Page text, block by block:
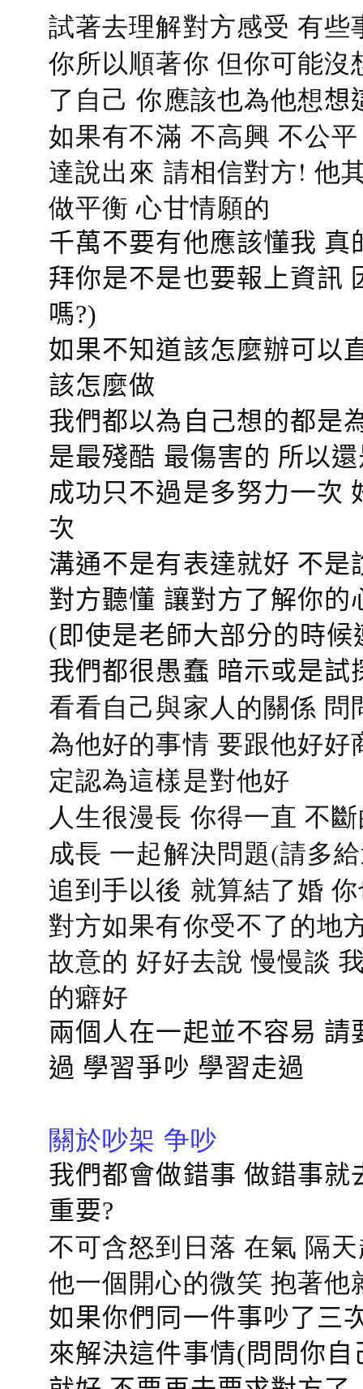
試著去理解對方感受 有
你所以順著你 但你可能
了自己 你應該也為他想想
如果有不滿 不高興 不公
達說出來 請相信對方! 他
做平衡 心甘情願的
千萬不要有他應該懂我
拜你是不是也要報上資訊
嗎?)
如果不知道該怎麼辦可以
該怎麼做
我們都以為自己想的都是
是最殘酷 最傷害的 所以
成功只不過是多努力一次
次
溝通不是有表達就好 不
對方聽懂 讓對方了解你
(即使是老師大部分的時候
我們都很愚蠢 暗示或是
看看自己與家人的關係
為他好的事情 要跟他好
定認為這樣是對他好
人生很漫長 你得一直 不
成長 一起解決問題(請多
追到手以後 就算結了婚
對方如果有你受不了的地
故意的 好好去說 慢慢談
的癖好
兩個人在一起並不容易
過 學習爭吵 學習走過
關於吵架 争吵
我們都會做錯事 做錯事
重要?
不可含怒到日落 在氣 隔
他一個開心的微笑 抱著他
如果你們同一件事吵了三
來解決這件事情(問問你